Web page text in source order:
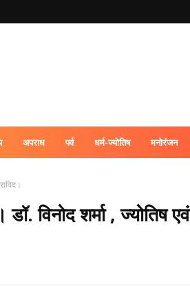
अपराध पर्व धर्म-ज्योतिष मनोरंजन
विनोद शर्मा , ज्योतिष एवं